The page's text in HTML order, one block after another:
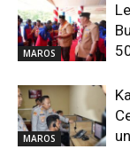
MAROS
MAROS